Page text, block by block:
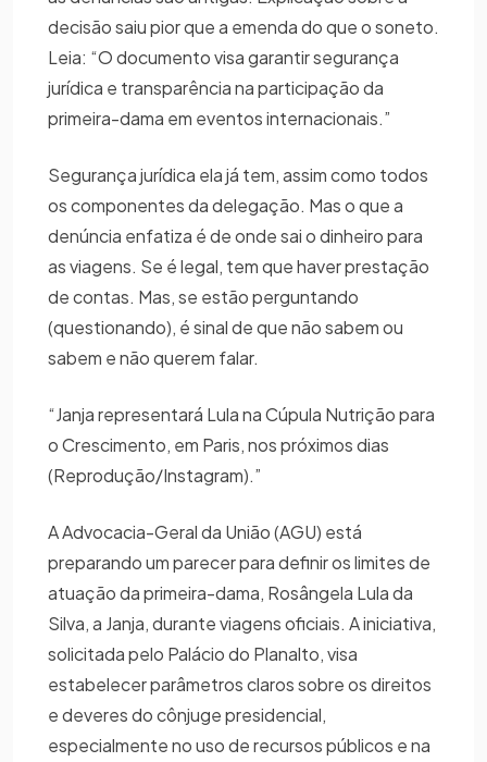
decisão saiu pior que a emenda do que o soneto.
Leia: “O documento visa garantir segurança
jurídica e transparência na participação da
primeira-dama em eventos internacionais.”
Segurança jurídica ela já tem, assim como todos
os componentes da delegação. Mas o que a
denúncia enfatiza é de onde sai o dinheiro para
as viagens. Se é legal, tem que haver prestação
de contas. Mas, se estão perguntando
(questionando), é sinal de que não sabem ou
sabem e não querem falar.
“Janja representará Lula na Cúpula Nutrição para
o Crescimento, em Paris, nos próximos dias
(Reprodução/Instagram).”
A Advocacia-Geral da União (AGU) está
preparando um parecer para definir os limites de
atuação da primeira-dama, Rosângela Lula da
Silva, a Janja, durante viagens oficiais. A iniciativa,
solicitada pelo Palácio do Planalto, visa
estabelecer parâmetros claros sobre os direitos
e deveres do cônjuge presidencial,
especialmente no uso de recursos públicos e na